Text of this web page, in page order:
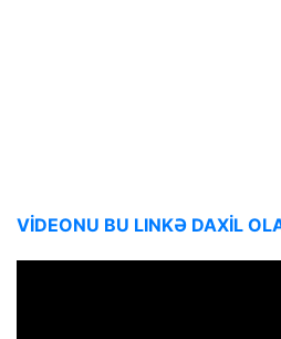
VİDEONU BU LINKƏ DAXİL